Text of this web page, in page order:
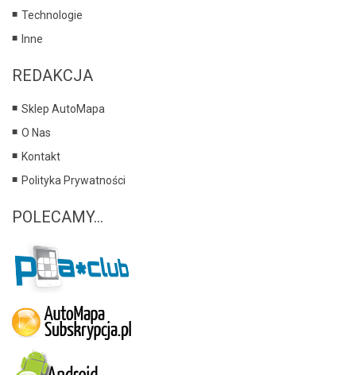
Technologie
Inne
REDAKCJA
Sklep AutoMapa
O Nas
Kontakt
Polityka Prywatności
POLECAMY...